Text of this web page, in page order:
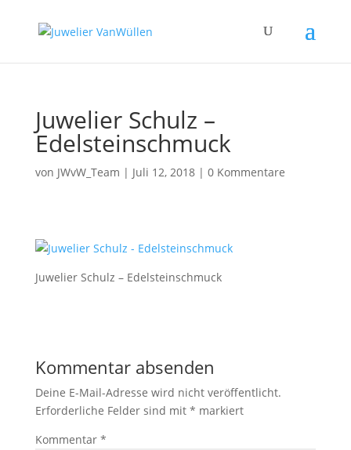
Juwelier Schulz –
Edelsteinschmuck
von JWvW_Team | Juli 12, 2018| 0 Kommentare
Juwelier Schulz – Edelsteinschmuck
Kommentar absenden
Deine E-Mail-Adresse wird nicht veröffentlicht.
Erforderliche Felder sind mit * markiert
Kommentar *